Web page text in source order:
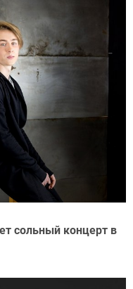
сольный концерт в